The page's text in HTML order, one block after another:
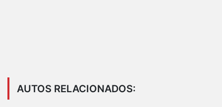
AUTOS RELACIONADOS: